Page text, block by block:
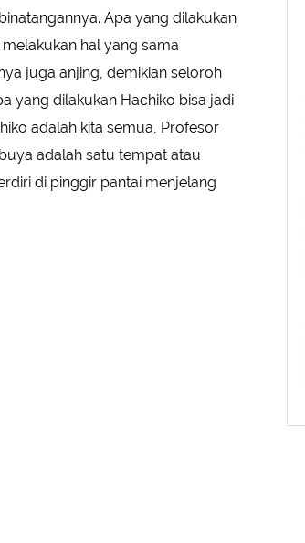
Apa yang dilakukan
hal yang sama
juga anjing, demikian seloroh
yang dilakukan Hachiko bisa jadi
adalah kita semua, Profesor
adalah satu tempat atau
di pinggir pantai menjelang